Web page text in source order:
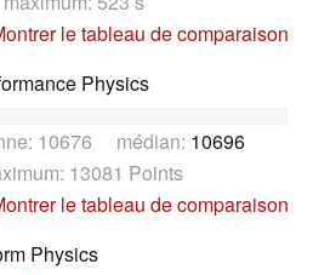
le tableau de comparaison
Physics
10676 médian: 10696
13081 Points
le tableau de comparaison
Physics